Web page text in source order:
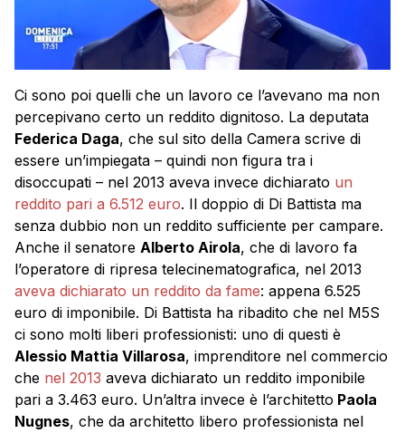
Ci sono poi quelli che un lavoro ce l’avevano ma non
percepivano certo un reddito dignitoso. La deputata
Federica Daga, che sul sito della Camera scrive di
essere un’impiegata – quindi non figura tra i
disoccupati – nel 2013 aveva invece dichiarato un
reddito pari a 6.512 euro. Il doppio di Di Battista ma
senza dubbio non un reddito sufficiente per campare.
Anche il senatore Alberto Airola, che di lavoro fa
l’operatore di ripresa telecinematografica, nel 2013
aveva dichiarato un reddito da fame: appena 6.525
euro di imponibile. Di Battista ha ribadito che nel M5S
ci sono molti liberi professionisti: uno di questi è
Alessio Mattia Villarosa, imprenditore nel commercio
che nel 2013 aveva dichiarato un reddito imponibile
pari a 3.463 euro. Un’altra invece è l’architetto Paola
Nugnes, che da architetto libero professionista nel